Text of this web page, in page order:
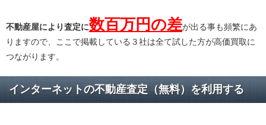
不動産屋により査定に数百万円の差が出る事も頻繁にあ
りますので、ここで掲載している３社は全て試した方が高価買取に
つながります。
インターネットの不動産査定（無料）を利用する